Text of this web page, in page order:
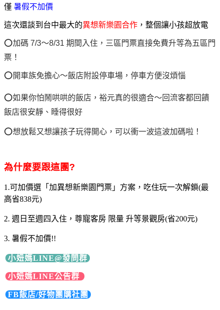
僅 暑假不加價
這次還談到台中最大的異想新樂園合作 ，整個讓小孩超放電
⭕加碼 7/3～8/31 期間入住，三區門票直接免費升等為五區門
票！
⭕開車族免擔心～飯店附設停車場，停車方便沒煩惱
⭕如果你怕鬧哄哄的飯店，裕元真的很適合～回流客都回饋
飯店很安靜、睡得很好
⭕想放鬆又想讓孩子玩得開心，可以衝一波這波加碼啦！
為什麼要跟這團?
1.可加價選「加異想新樂園門票」方案，吃住玩一次解鎖(最
高省838元)
2. 週日至週四入住，尊寵客房 限量 升等景觀房(省200元)
3. 暑假不加價!!
小妞媽LINE@發問群
小妞媽LINE公告群
FB飯店/好物團購社團